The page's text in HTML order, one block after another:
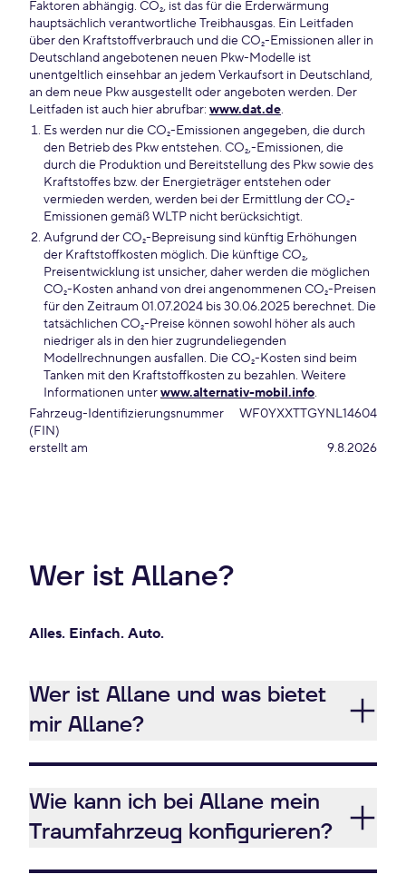
Faktoren abhängig. CO₂, ist das für die Erderwärmung
hauptsächlich verantwortliche Treibhausgas. Ein Leitfaden
über den Kraftstoffverbrauch und die CO₂-Emissionen aller in
Deutschland angebotenen neuen Pkw-Modelle ist
unentgeltlich einsehbar an jedem Verkaufsort in Deutschland,
an dem neue Pkw ausgestellt oder angeboten werden. Der
Leitfaden ist auch hier abrufbar: www.dat.de.
Es werden nur die CO₂-Emissionen angegeben, die durch
den Betrieb des Pkw entstehen. CO₂,-Emissionen, die
durch die Produktion und Bereitstellung des Pkw sowie des
Kraftstoffes bzw. der Energieträger entstehen oder
vermieden werden, werden bei der Ermittlung der CO₂-
Emissionen gemäß WLTP nicht berücksichtigt.
Aufgrund der CO₂-Bepreisung sind künftig Erhöhungen
der Kraftstoffkosten möglich. Die künftige CO₂,
Preisentwicklung ist unsicher, daher werden die möglichen
CO₂-Kosten anhand von drei angenommenen CO₂-Preisen
für den Zeitraum 01.07.2024 bis 30.06.2025 berechnet. Die
tatsächlichen CO₂-Preise können sowohl höher als auch
niedriger als in den hier zugrundeliegenden
Modellrechnungen ausfallen. Die CO₂-Kosten sind beim
Tanken mit den Kraftstoffkosten zu bezahlen. Weitere
Informationen unterwww.alternativ-mobil.info.
Fahrzeug-Identifizierungsnummer
(FIN)
WF0YXXTTGYNL14604
erstellt am 9.8.2026
Wer ist Allane?
Alles. Einfach. Auto.
Wer ist Allane und was bietet
mir Allane?
Wie kann ich bei Allane mein
Traumfahrzeug konfigurieren?